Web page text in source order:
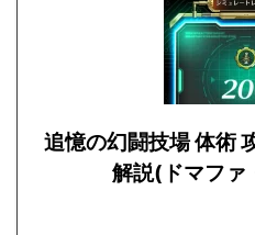
追憶の幻闘技場 体術
解説(ドマファ